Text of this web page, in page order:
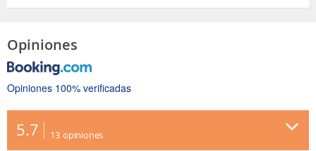
Opiniones
Opiniones 100% verificadas
5.7 13 opiniones